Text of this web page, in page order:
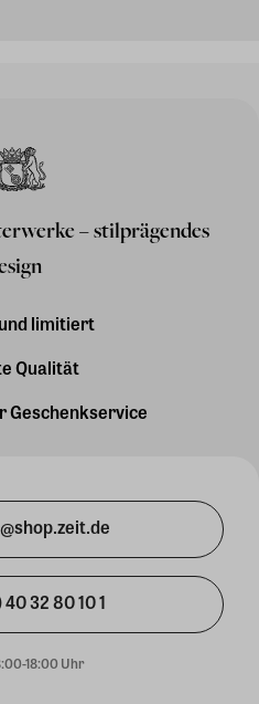
– stilprägendes
limitiert
Qualität
Geschenkservice
32 80 10 1
18:00 Uhr